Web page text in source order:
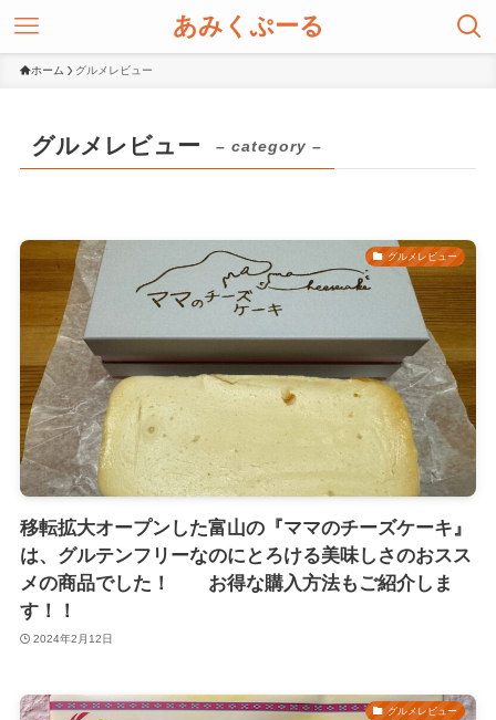
あみくぷーる
ホーム グルメレビュー
グルメレビュー – category –
グルメレビュー
移転拡大オープンした富山の『ママのチーズケーキ』
は、グルテンフリーなのにとろける美味しさのおスス
メの商品でした！ お得な購入方法もご紹介しま
す！！
2024年2月12日
グルメレビュー